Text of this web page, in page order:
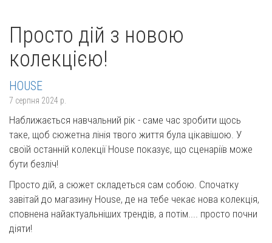
Просто дій з новою
колекцією!
HOUSE
7 серпня 2024 р.
Наближається навчальний рік - саме час зробити щось
таке, щоб сюжетна лінія твого життя була цікавішою. У
своїй останній колекції House показує, що сценаріїв може
бути безліч!
Просто дій, а сюжет складеться сам собою. Спочатку
завітай до магазину House, де на тебе чекає нова колекція,
сповнена найактуальніших трендів, а потім.... просто почни
діяти!